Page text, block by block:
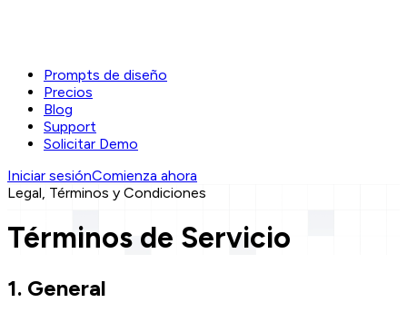
Prompts de diseño
Precios
Blog
Support
Solicitar Demo
Iniciar sesiónComienza ahora
Legal, Términos y Condiciones
Términos de Servicio
1. General